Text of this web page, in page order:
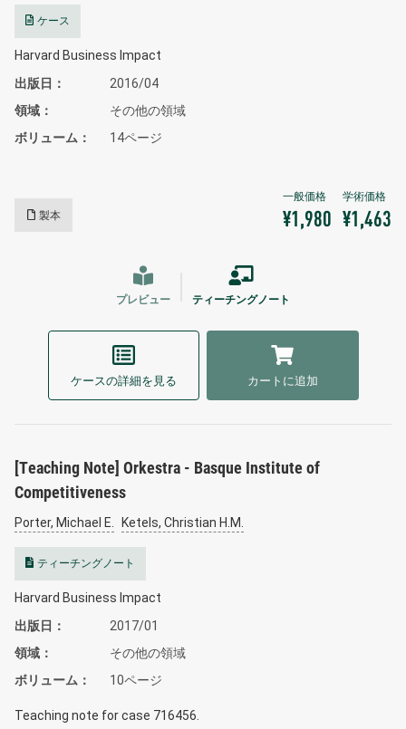
ケース
Harvard Business Impact
出版日
2016/04
領域
その他の領域
ボリューム
14ページ
製本 ¥1,980 ¥1,463
プレビュー ティーチングノート
ケースの詳細を見る カートに追加
[Teaching Note] Orkestra - Basque Institute of
Competitiveness
Porter, Michael E. Ketels, Christian H.M.
ティーチングノート
Harvard Business Impact
出版日
2017/01
領域
その他の領域
ボリューム
10ページ
Teaching note for case 716456.